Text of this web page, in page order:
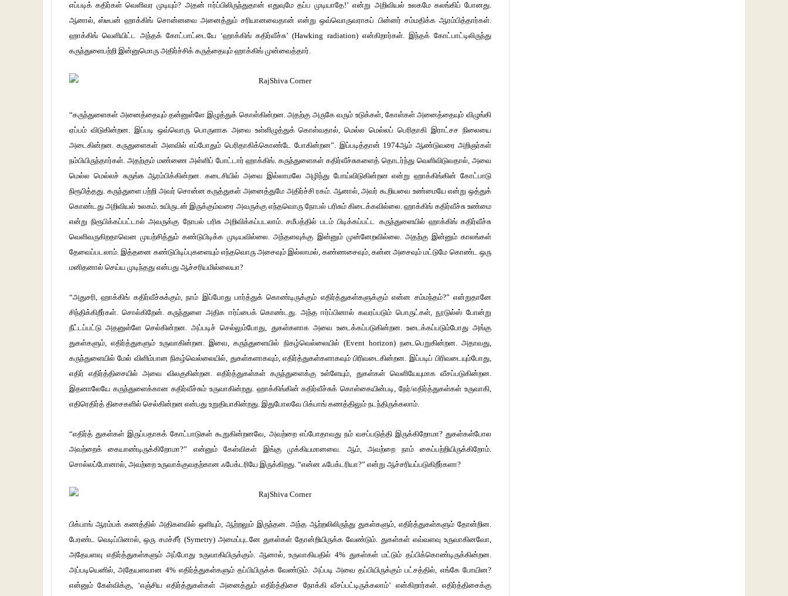
எப்படிக் கதிர்கள் வெளிவர முடியும்? அதன் ஈர்ப்பிலிருந்துதான் எதுவுமே தப்ப முடியாதே!’ என்று அறிவியல் உலகமே கலங்கிப் போனது.
ஆனால், ஸ்டீபன் ஹாக்கிங் சொன்னவை அனைத்தும் சரியானவைதான் என்று ஒவ்வொருவராகப் பின்னர் சம்மதிக்க ஆரம்பித்தார்கள்.
ஹாக்கிங் வெளியிட்ட அந்தக் கோட்பாட்டையே ‘ஹாக்கிங் கதிர்வீச்சு’ (Hawking radiation) என்கிறார்கள். இந்தக் கோட்பாட்டிலிருந்து
கருந்துளைபற்றி இன்னுமொரு அதிர்ச்சிக் கருத்தையும் ஹாக்கிங் முன்வைத்தார்.
“கருந்துளைகள் அனைத்தையும் தன்னுள்ளே இழுத்துக் கொள்கின்றன. அதற்கு அருகே வரும் உடுக்கள், கோள்கள் அனைத்தையும் விழுங்கி
ஏப்பம் விடுகின்றன. இப்படி ஒவ்வொரு பொருளாக அவை உள்ளிழுத்துக் கொள்வதால், மெல்ல மெல்லப் பெரிதாகி இராட்சச நிலையை
அடைகின்றன. கருதுளைகள் அளவில் எப்போதும் பெரிதாகிக்கொண்டே போகின்றன”. இப்படித்தான் 1974ஆம் ஆண்டுவரை அறிஞர்கள்
நம்பியிருந்தார்கள். அதற்கும் மண்ணை அள்ளிப் போட்டார் ஹாக்கிங். கருந்துளைகள் கதிர்வீச்சுகளைத் தொடர்ந்து வெளிவிடுவதால், அவை
மெல்ல மெல்லச் சுருங்க ஆரம்பிக்கின்றன. கடைசியில் அவை இல்லாமலே அழிந்து போய்விடுகின்றன என்று ஹாக்கிங்கின் கோட்பாடு
நிரூபித்தது. கருந்துளை பற்றி அவர் சொன்ன கருத்துகள் அனைத்துமே அதிர்ச்சி ரகம். ஆனால், அவர் கூறியவை உண்மையே என்று ஒத்துக்
கொண்டது அறிவியல் உலகம். உயிருடன் இருக்கும்வரை அவருக்கு எந்தவொரு நோபல் பரிசும் கிடைக்கவில்லை. ஹாக்கிங் கதிர்வீச்சு உண்மை
என்று நிரூபிக்கப்பட்டால் அவருக்கு நோபல் பரிசு அறிவிக்கப்படலாம். சமீபத்தில் படம் பிடிக்கப்பட்ட கருந்துளையில் ஹாக்கிங் கதிர்வீச்சு
வெளிவருகிறதாவென முயற்சித்தும் கண்டுபிடிக்க முடியவில்லை. அந்தளவுக்கு இன்னும் முன்னேறவில்லை. அதற்கு இன்னும் காலங்கள்
தேவைப்படலாம். இத்தனை கண்டுபிடிப்புகளையும் எந்தவொரு அசைவும் இல்லாமல், கண்ணசைவும், கன்ன அசைவும் மட்டுமே கொண்ட ஒரு
மனிதனால் செய்ய முடிந்தது என்பது ஆச்சரியமில்லையா?
“அதுசரி, ஹாக்கிங் கதிர்வீச்சுக்கும், நாம் இப்போது பார்த்துக் கொண்டிருக்கும் எதிர்த்துகள்களுக்கும் என்ன சம்மந்தம்?” என்றுதானே
சிந்திக்கிறீர்கள். சொல்கிறேன். கருந்துளை அதிக ஈர்ப்பைக் கொண்டது. அந்த ஈர்ப்பினால் கவரப்படும் பொருட்கள், நூடுல்ஸ் போன்று
நீட்டப்பட்டு அதனுள்ளே செல்கின்றன. அப்படிச் செல்லும்போது, துகள்களாக அவை உடைக்கப்படுகின்றன. உடைக்கப்படும்போது அங்கு
துகள்களும், எதிர்த்துகளும் உருவாகின்றன. இவை, கருந்துளையில் நிகழ்வெல்லையில் (Event horizon) நடைபெறுகின்றன. அதாவது,
கருந்துளையில் மேல் விளிம்பான நிகழ்வெல்லையில், துகள்களாகவும், எதிர்த்துகள்களாகவும் பிரிவடைகின்றன. இப்படிப் பிரிவடையும்போது,
எதிர் எதிர்த்திசையில் அவை விலகுகின்றன. எதிர்த்துகள்கள் கருந்துளைக்கு உள்ளேயும், துகள்கள் வெளியேயுமாக வீசப்படுகின்றன.
இதனாலேயே கருந்துளைக்கான கதிர்வீச்சும் உருவாகின்றது. ஹாக்கிங்கின் கதிர்வீச்சுக் கொள்கையின்படி, நேர்/எதிர்த்துகள்கள் உருவாகி,
எதிரெதிர்த் திசைகளில் செல்கின்றன என்பது உறுதியாகின்றது. இதுபோலவே பிக்பாங் கணத்திலும் நடந்திருக்கலாம்.
“எதிர்த் துகள்கள் இருப்பதாகக் கோட்பாடுகள் கூறுகின்றனவே, அவற்றை எப்போதாவது நம் வசப்படுத்தி இருக்கிறோமா? துகள்கள்போல
அவற்றைக் கையாண்டிருக்கிறோமா?” என்னும் கேள்விகள் இங்கு முக்கியமானவை. ஆம், அவற்றை நாம் கைப்பற்றியிருக்கிறோம்.
சொல்லப்போனால், அவற்றை உருவாக்குவதற்கான ஃபேக்டரியே இருக்கிறது. “என்ன ஃபேக்டரியா?” என்று ஆச்சரியப்படுகிறீர்களா?
பிக்பாங் ஆரம்பக் கணத்தில் அதிகளவில் ஒளியும், ஆற்றலும் இருந்தன. அந்த ஆற்றலிலிருந்து துகள்களும், எதிர்த்துகள்களும் தோன்றின.
பேரண்ட வெடிப்பினால், ஒரு சமச்சீர் (Symetry) அமைப்புடனே துகள்கள் தோன்றியிருக்க வேண்டும். துகள்கள் எவ்வளவு உருவாகினவோ,
அதேயளவு எதிர்த்துகள்களும் அப்போது உருவாகியிருக்கும். ஆனால், உருவாகியதில் 4% துகள்கள் மட்டும் தப்பிக்கொண்டிருக்கின்றன.
அப்படியெனில், அதேயளவான 4% எதிர்த்துகள்களும் தப்பியிருக்க வேண்டும். அப்படி அவை தப்பியிருக்கும் பட்சத்தில், எங்கே போயின?
என்னும் கேள்விக்கு, ‘எஞ்சிய எதிர்த்துகள்கள் அனைத்தும் எதிர்த்திசை நோக்கி வீசப்பட்டிருக்கலாம்’ என்கிறார்கள். எதிர்த்திசைக்கு